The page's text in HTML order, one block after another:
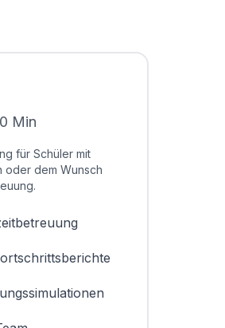
Min
für Schüler mit
oder dem Wunsch